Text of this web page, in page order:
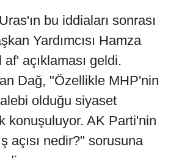
bu iddiaları sonrası
Yardımcısı Hamza
açıklaması geldi.
Dağ, "Özellikle MHP'nin
olduğu siyaset
konuşuluyor. AK Parti'nin
açısı nedir?" sorusuna